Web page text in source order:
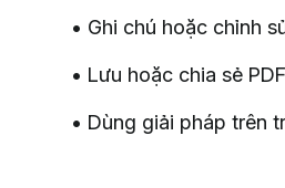
• Ghi chú hoặc chỉnh
• Lưu hoặc chia sẻ
• Dùng giải pháp trên